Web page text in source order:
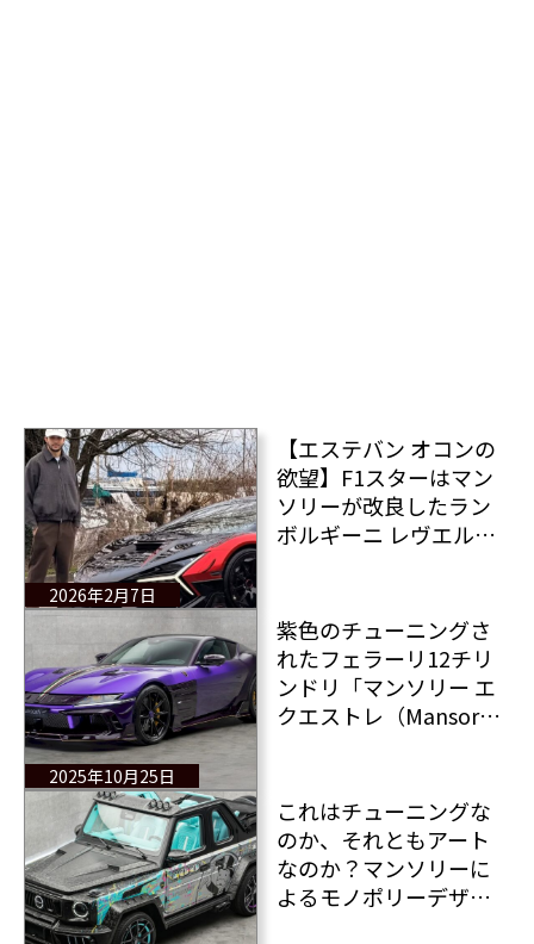
2026年2月7日
【エステバン オコンの
欲望】F1スターはマン
ソリーが改良したラン
ボルギーニ レヴエルト
手放した
2025年10月25日
紫色のチューニングさ
れたフェラーリ12チリ
ンドリ「マンソリー エ
クエストレ（Mansory
これはチューニングな
のか、それともアート
なのか？マンソリーに
よるモノポリーデザイ